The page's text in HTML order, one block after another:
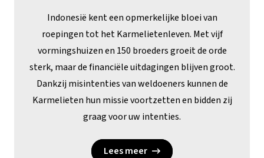
Indonesië kent een opmerkelijke bloei van
roepingen tot het Karmelietenleven. Met vijf
vormingshuizen en 150 broeders groeit de orde
sterk, maar de financiële uitdagingen blijven groot.
Dankzij misintenties van weldoeners kunnen de
Karmelieten hun missie voortzetten en bidden zij
graag voor uw intenties.
Lees meer